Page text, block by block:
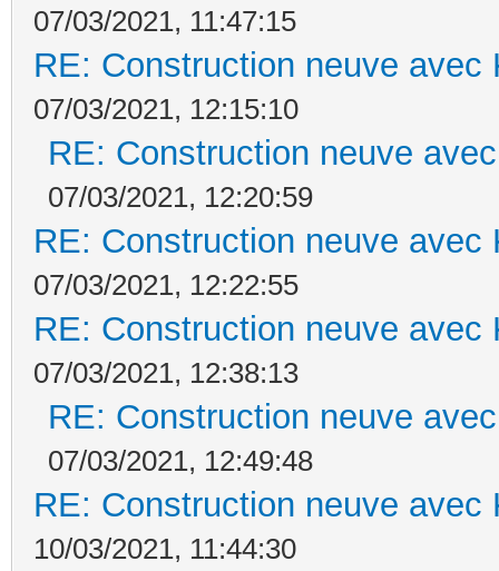
07/03/2021, 11:47:15
RE: Construction neuve avec
07/03/2021, 12:15:10
RE: Construction neuve
07/03/2021, 12:20:59
RE: Construction neuve avec
07/03/2021, 12:22:55
RE: Construction neuve avec
07/03/2021, 12:38:13
RE: Construction neuve
07/03/2021, 12:49:48
RE: Construction neuve avec
10/03/2021, 11:44:30